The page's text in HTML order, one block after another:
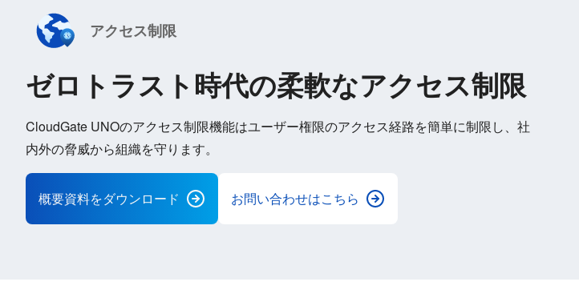
アクセス制限
ゼロトラスト時代の柔軟なアクセス制限
CloudGate UNOのアクセス制限機能はユーザー権限のアクセス経路を簡単に制限し、社
内外の脅威から組織を守ります。
概要資料をダウンロード お問い合わせはこちら